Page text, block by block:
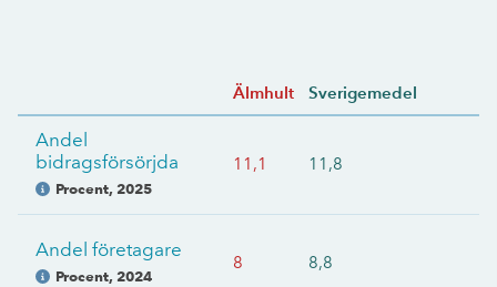
Älmhult Sverigemedel
Andel
bidragsförsörjda
Procent, 2025
11,1 11,8
Andel företagare
Procent, 2024
8 8,8